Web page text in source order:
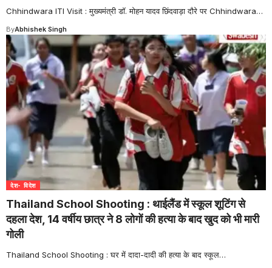
Chhindwara ITI Visit : मुख्यमंत्री डॉ. मोहन यादव छिंदवाड़ा दौरे पर Chhindwara…
ByAbhishek Singh
देश- विदेश
Thailand School Shooting : थाईलैंड में स्कूल शूटिंग से
दहला देश, 14 वर्षीय छात्र ने 8 लोगों की हत्या के बाद खुद को भी मारी
गोली
Thailand School Shooting : घर में दादा-दादी की हत्या के बाद स्कूल…